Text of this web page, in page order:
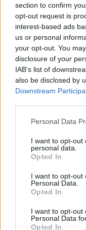
section to confirm
opt-out request is
interest-based ads
us or personal
your opt-out. You
disclosure of your
IAB’s list of
also be disclosed by
Downstream
Personal Data
I want to opt-out
personal data.
Opted In
I want to opt-out
Personal Data.
Opted In
I want to opt-out
Personal Data
Opted In